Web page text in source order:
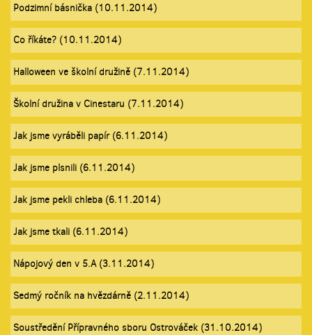
Podzimní básnička (10.11.2014)
Co říkáte? (10.11.2014)
Halloween ve školní družině (7.11.2014)
Školní družina v Cinestaru (7.11.2014)
Jak jsme vyráběli papír (6.11.2014)
Jak jsme plsnili (6.11.2014)
Jak jsme pekli chleba (6.11.2014)
Jak jsme tkali (6.11.2014)
Nápojový den v 5.A (3.11.2014)
Sedmý ročník na hvězdárně (2.11.2014)
Soustředění Přípravného sboru Ostrováček (31.10.2014)